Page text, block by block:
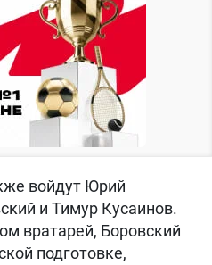
войдут Юрий
и Тимур Кусаинов.
вратарей, Боровский
подготовке,